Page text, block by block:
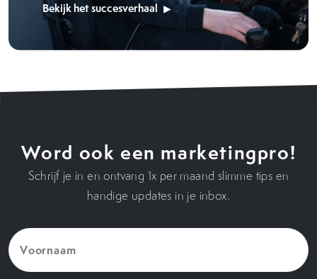
Bekijk het succesverhaal
Word ook een marketingpro!
Schrijf je in en ontvang 1x per maand slimme tips en
handige updates in je inbox.
Voornaam
(Vereist)